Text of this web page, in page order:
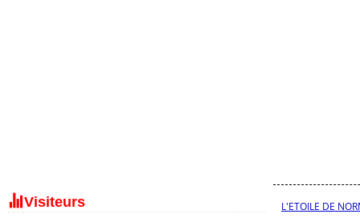
Visiteurs L'ETOILE DE